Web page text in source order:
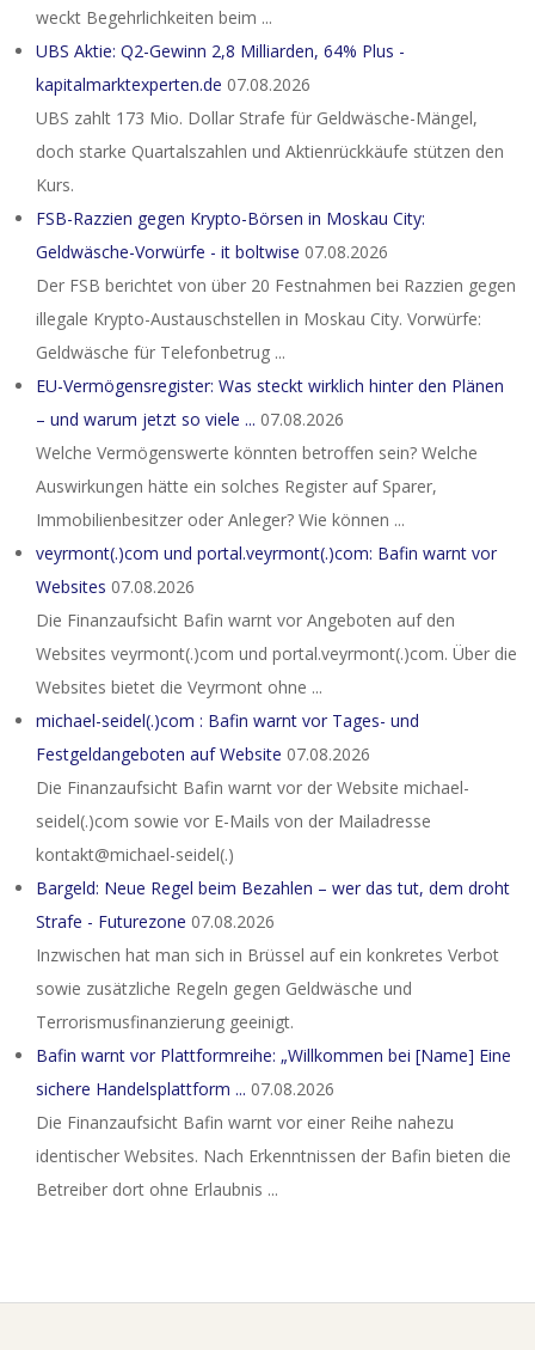
weckt Begehrlichkeiten beim ...
UBS Aktie: Q2-Gewinn 2,8 Milliarden, 64% Plus -
kapitalmarktexperten.de 07.08.2026
UBS zahlt 173 Mio. Dollar Strafe für Geldwäsche-Mängel,
doch starke Quartalszahlen und Aktienrückkäufe stützen den
Kurs.
FSB-Razzien gegen Krypto-Börsen in Moskau City:
Geldwäsche-Vorwürfe - it boltwise 07.08.2026
Der FSB berichtet von über 20 Festnahmen bei Razzien gegen
illegale Krypto-Austauschstellen in Moskau City. Vorwürfe:
Geldwäsche für Telefonbetrug ...
EU-Vermögensregister: Was steckt wirklich hinter den Plänen
– und warum jetzt so viele ... 07.08.2026
Welche Vermögenswerte könnten betroffen sein? Welche
Auswirkungen hätte ein solches Register auf Sparer,
Immobilienbesitzer oder Anleger? Wie können ...
veyrmont(.)com und portal.veyrmont(.)com: Bafin warnt vor
Websites 07.08.2026
Die Finanzaufsicht Bafin warnt vor Angeboten auf den
Websites veyrmont(.)com und portal.veyrmont(.)com. Über die
Websites bietet die Veyrmont ohne ...
michael-seidel(.)com : Bafin warnt vor Tages- und
Festgeldangeboten auf Website 07.08.2026
Die Finanzaufsicht Bafin warnt vor der Website michael-
seidel(.)com sowie vor E-Mails von der Mailadresse
kontakt@michael-seidel(.)
Bargeld: Neue Regel beim Bezahlen – wer das tut, dem droht
Strafe - Futurezone 07.08.2026
Inzwischen hat man sich in Brüssel auf ein konkretes Verbot
sowie zusätzliche Regeln gegen Geldwäsche und
Terrorismusfinanzierung geeinigt.
Bafin warnt vor Plattformreihe: „Willkommen bei [Name] Eine
sichere Handelsplattform ... 07.08.2026
Die Finanzaufsicht Bafin warnt vor einer Reihe nahezu
identischer Websites. Nach Erkenntnissen der Bafin bieten die
Betreiber dort ohne Erlaubnis ...